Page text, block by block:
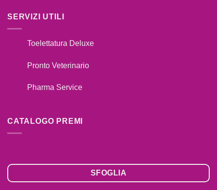
SERVIZI UTILI
Toelettatura Deluxe
Pronto Veterinario
Pharma Service
CATALOGO PREMI
SFOGLIA